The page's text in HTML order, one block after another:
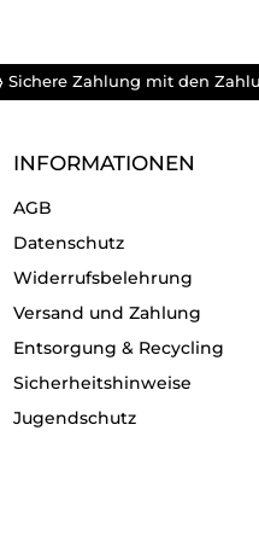
Sichere Zahlung mit den
INFORMATIONEN
AGB
Datenschutz
Widerrufsbelehrung
Versand und Zahlung
Entsorgung & Recycling
Sicherheitshinweise
Jugendschutz